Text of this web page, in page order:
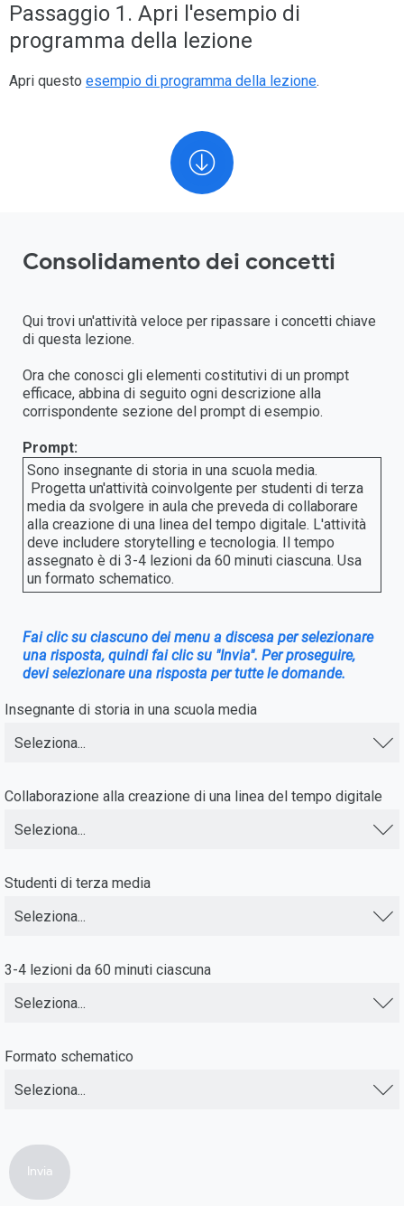
Passaggio 1. Apri l'esempio di
programma della lezione
Apri questo esempio di programma della lezione.
Consolidamento dei concetti
Qui trovi un'attività veloce per ripassare i concetti chiave
di questa lezione.
Ora che conosci gli elementi costitutivi di un prompt
efficace, abbina di seguito ogni descrizione alla
corrispondente sezione del prompt di esempio.
Prompt:
Sono insegnante di storia in una scuola media.
Progetta un'attività coinvolgente per studenti di terza
media da svolgere in aula che preveda di collaborare
alla creazione di una linea del tempo digitale. L'attività
deve includere storytelling e tecnologia. Il tempo
assegnato è di 3-4 lezioni da 60 minuti ciascuna. Usa
un formato schematico.
Fai clic su ciascuno dei menu a discesa per selezionare
una risposta, quindi fai clic su "Invia". Per proseguire,
devi selezionare una risposta per tutte le domande.
Insegnante di storia in una scuola media
Seleziona...
Collaborazione alla creazione di una linea del tempo digitale
Seleziona...
Studenti di terza media
Seleziona...
3-4 lezioni da 60 minuti ciascuna
Seleziona...
Formato schematico
Seleziona...
Invia